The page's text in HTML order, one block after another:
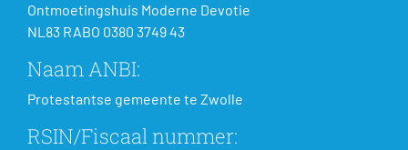
Ontmoetingshuis Moderne Devotie
NL83 RABO 0380 3749 43
Naam ANBI:
Protestantse gemeente te Zwolle
RSIN/Fiscaal nummer: